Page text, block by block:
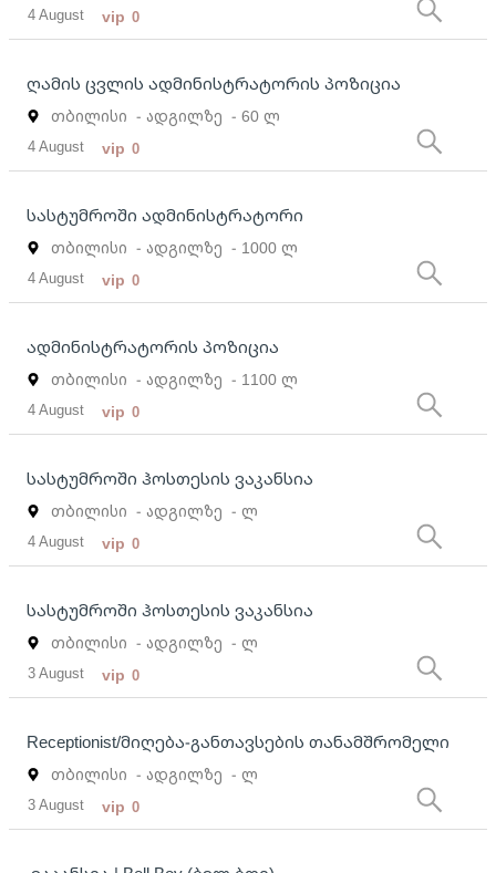
4 August vip 0
ღამის ცვლის ადმინისტრატორის პოზიცია
თბილისი - ადგილზე - 60 ლ
4 August vip 0
სასტუმროში ადმინისტრატორი
თბილისი - ადგილზე - 1000 ლ
4 August vip 0
ადმინისტრატორის პოზიცია
თბილისი - ადგილზე - 1100 ლ
4 August vip 0
სასტუმროში ჰოსთესის ვაკანსია
თბილისი - ადგილზე - ლ
4 August vip 0
სასტუმროში ჰოსთესის ვაკანსია
თბილისი - ადგილზე - ლ
3 August vip 0
Receptionist/მიღება-განთავსების თანამშრომელი
თბილისი - ადგილზე - ლ
3 August vip 0